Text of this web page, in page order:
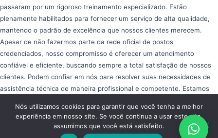
passaram por um rigoroso treinamento especializado. Estão
plenamente habilitados para fornecer um serviço de alta qualidade,
mantendo o padrão de excelência que nossos clientes merecem.
Apesar de não fazermos parte da rede oficial de postos
credenciados, nosso compromisso é oferecer um atendimento
confiável e eficiente, buscando sempre a total satisfação de nossos
clientes. Podem confiar em nós para resolver suas necessidades de
assistência técnica de maneira profissional e competente. Estamos
forma possível, proporcionando tranquilidade e eficiência em seu dia
Copyright © 2026 Assistência Fogão Importado
Nós utilizamos cookies para garantir que você tenha a melhor
experiência em nosso site. Se você continua a usar este site,
assumimos que você está satisfeito.